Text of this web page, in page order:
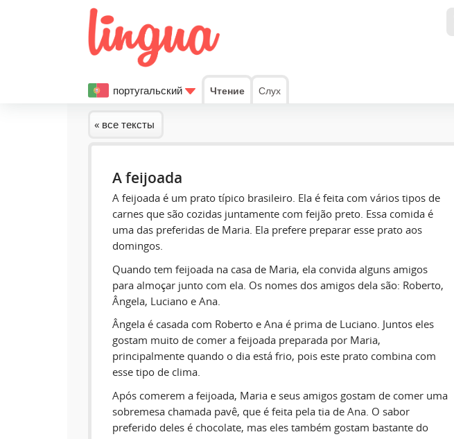
португальский Чтение Слух
« все тексты
A feijoada
A feijoada é um prato típico brasileiro. Ela é feita com vários tipos de
carnes que são cozidas juntamente com feijão preto. Essa comida é
uma das preferidas de Maria. Ela prefere preparar esse prato aos
domingos.
Quando tem feijoada na casa de Maria, ela convida alguns amigos
para almoçar junto com ela. Os nomes dos amigos dela são: Roberto,
Ângela, Luciano e Ana.
Ângela é casada com Roberto e Ana é prima de Luciano. Juntos eles
gostam muito de comer a feijoada preparada por Maria,
principalmente quando o dia está frio, pois este prato combina com
esse tipo de clima.
Após comerem a feijoada, Maria e seus amigos gostam de comer uma
sobremesa chamada pavê, que é feita pela tia de Ana. O sabor
preferido deles é chocolate, mas eles também gostam bastante do